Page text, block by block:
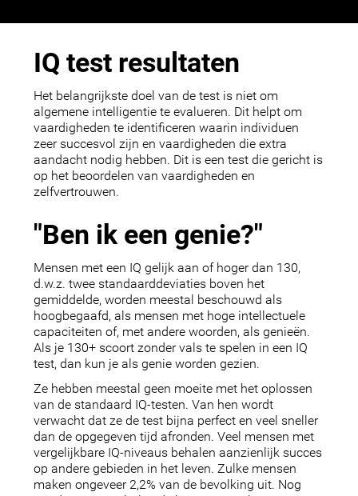
IQ test resultaten
Het belangrijkste doel van de test is niet om
algemene intelligentie te evalueren. Dit helpt om
vaardigheden te identificeren waarin individuen
zeer succesvol zijn en vaardigheden die extra
aandacht nodig hebben. Dit is een test die gericht is
op het beoordelen van vaardigheden en
zelfvertrouwen.
"Ben ik een genie?"
Mensen met een IQ gelijk aan of hoger dan 130,
d.w.z. twee standaarddeviaties boven het
gemiddelde, worden meestal beschouwd als
hoogbegaafd, als mensen met hoge intellectuele
capaciteiten of, met andere woorden, als genieën.
Als je 130+ scoort zonder vals te spelen in een IQ
test, dan kun je als genie worden gezien.
Ze hebben meestal geen moeite met het oplossen
van de standaard IQ-testen. Van hen wordt
verwacht dat ze de test bijna perfect en veel sneller
dan de opgegeven tijd afronden. Veel mensen met
vergelijkbare IQ-niveaus behalen aanzienlijk succes
op andere gebieden in het leven. Zulke mensen
maken ongeveer 2,2% van de bevolking uit. Nog